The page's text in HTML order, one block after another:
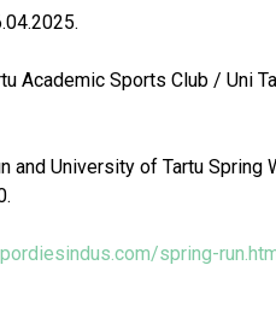
Academic Sports Club / Uni
and University of Tartu Spring
spring-